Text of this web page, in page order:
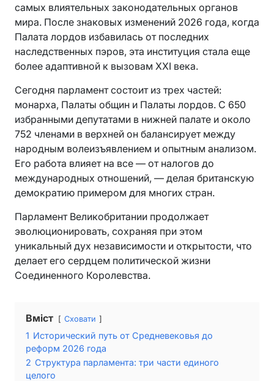
самых влиятельных законодательных органов
мира. После знаковых изменений 2026 года, когда
Палата лордов избавилась от последних
наследственных пэров, эта институция стала еще
более адаптивной к вызовам XXI века.
Сегодня парламент состоит из трех частей:
монарха, Палаты общин и Палаты лордов. С 650
избранными депутатами в нижней палате и около
752 членами в верхней он балансирует между
народным волеизъявлением и опытным анализом.
Его работа влияет на все — от налогов до
международных отношений, — делая британскую
демократию примером для многих стран.
Парламент Великобритании продолжает
эволюционировать, сохраняя при этом
уникальный дух независимости и открытости, что
делает его сердцем политической жизни
Соединенного Королевства.
Вміст Сховати
1 Исторический путь от Средневековья до
реформ 2026 года
2 Структура парламента: три части единого
целого